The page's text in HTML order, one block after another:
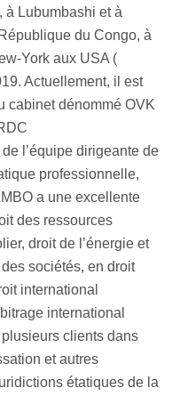
à Lubumbashi et à
du Congo, à
York aux USA (
Actuellement, il est
cabinet dénommé OVK
l’équipe dirigeante de
professionnelle,
a une excellente
des ressources
droit de l’énergie et
sociétés, en droit
international
international
clients dans
et autres
étatiques de la